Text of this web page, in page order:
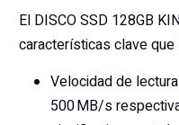
El DISCO SSD 128GB
características clave que
Velocidad de
500 MB/s